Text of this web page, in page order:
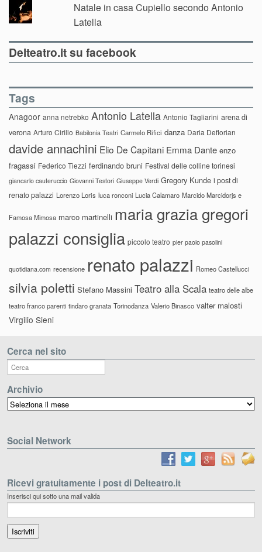
Natale in casa Cupiello secondo Antonio
Latella
Delteatro.it su facebook
Tags
Anagoor anna netrebko Antonio Latella Antonio Tagliarini arena di
verona Arturo Cirillo Babilonia Teatri Carmelo Rifici danza Daria Deflorian
davide annachini Elio De Capitani Emma Dante enzo
fragassi Federico Tiezzi ferdinando bruni Festival delle colline torinesi
giancarlo cauteruccio Giovanni Testori Giuseppe Verdi Gregory Kunde i post di
renato palazzi Lorenzo Loris luca ronconi Lucia Calamaro Marcido Marcidorjs e
Famosa Mimosa marco martinelli maria grazia gregori
palazzi consiglia piccolo teatro pier paolo pasolini
quotidiana.com recensione renato palazzi Romeo Castellucci
silvia poletti Stefano Massini Teatro alla Scala teatro delle albe
teatro franco parenti tindaro granata Torinodanza Valerio Binasco valter malosti
Virgilio Sieni
Cerca nel sito
Archivio
Archivio
Social Network
Ricevi gratuitamente i post di Delteatro.it
Inserisci qui sotto una mail valida